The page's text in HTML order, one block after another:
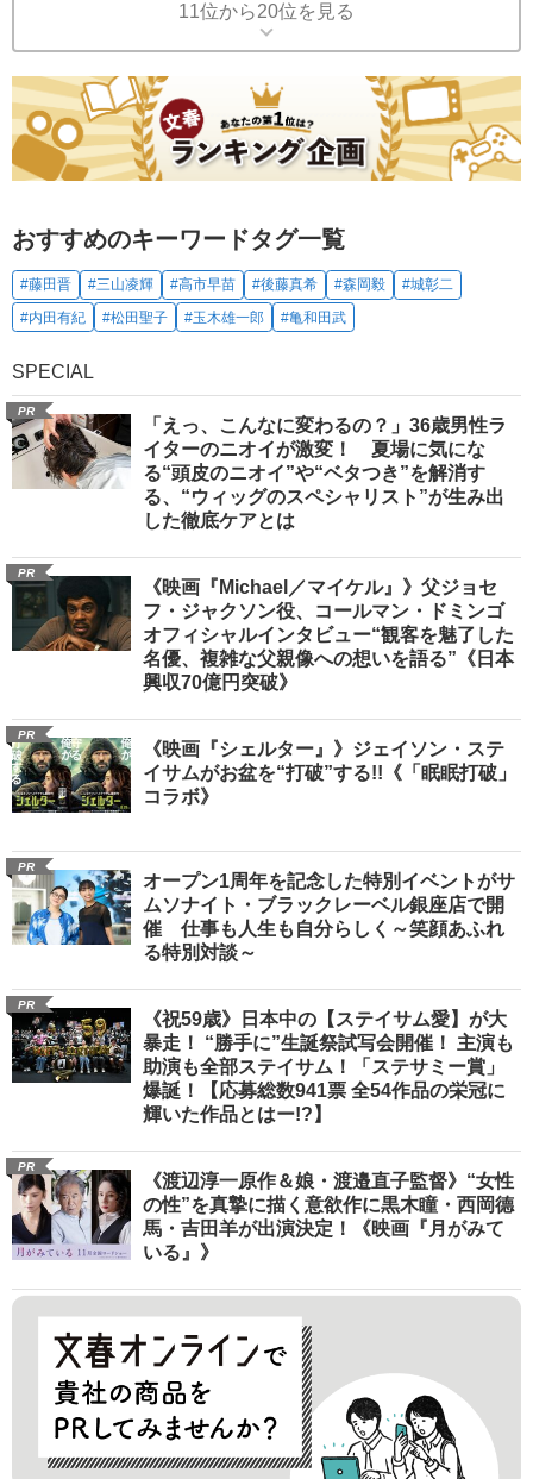
11位から20位を見る
おすすめのキーワードタグ一覧
#藤田晋 #三山凌輝 #高市早苗 #後藤真希 #森岡毅
#城彰二
#内田有紀
#松田聖子 #玉木雄一郎 #亀和田武
SPECIAL
PR
「えっ、こんなに変わるの？」36歳男性ラ
イターのニオイが激変！ 夏場に気にな
る“頭皮のニオイ”や“ベタつき”を解消す
る、“ウィッグのスペシャリスト”が生み出
した徹底ケアとは
PR
《映画『Michael／マイケル』》父ジョセ
フ・ジャクソン役、コールマン・ドミンゴ
オフィシャルインタビュー“観客を魅了した
名優、複雑な父親像への想いを語る”《日本
興収70億円突破》
PR
《映画『シェルター』》ジェイソン・ステ
イサムがお盆を“打破”する!!《「眠眠打破」
コラボ》
PR
オープン1周年を記念した特別イベントがサ
ムソナイト・ブラックレーベル銀座店で開
催 仕事も人生も自分らしく～笑顔あふれ
る特別対談～
PR
《祝59歳》日本中の【ステイサム愛】が大
暴走！ “勝手に”生誕祭試写会開催！ 主演も
助演も全部ステイサム！「ステサミー賞」
爆誕！【応募総数941票 全54作品の栄冠に
輝いた作品とはー!?】
PR
《渡辺淳一原作＆娘・渡邉直子監督》“女性
の性”を真摯に描く意欲作に黒木瞳・西岡德
馬・吉田羊が出演決定！《映画『月がみて
いる』》